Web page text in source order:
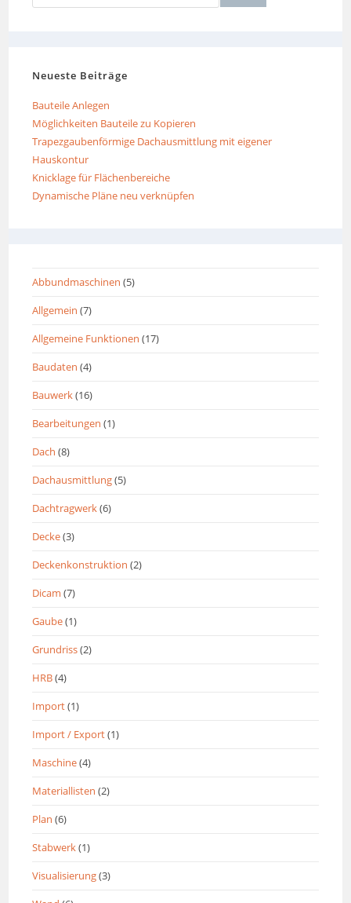
Neueste Beiträge
Bauteile Anlegen
Möglichkeiten Bauteile zu Kopieren
Trapezgaubenförmige Dachausmittlung mit eigener
Hauskontur
Knicklage für Flächenbereiche
Dynamische Pläne neu verknüpfen
Abbundmaschinen (5)
Allgemein (7)
Allgemeine Funktionen (17)
Baudaten (4)
Bauwerk(16)
Bearbeitungen (1)
Dach (8)
Dachausmittlung(5)
Dachtragwerk(6)
Decke(3)
Deckenkonstruktion (2)
Dicam (7)
Gaube(1)
Grundriss(2)
HRB(4)
Import(1)
Import / Export(1)
Maschine(4)
Materiallisten (2)
Plan (6)
Stabwerk(1)
Visualisierung(3)